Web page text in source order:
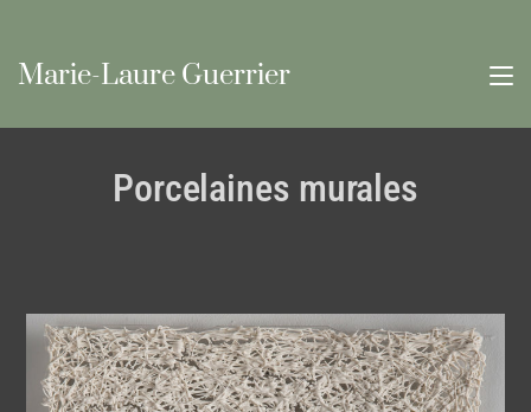
Marie-Laure Guerrier
Porcelaines murales